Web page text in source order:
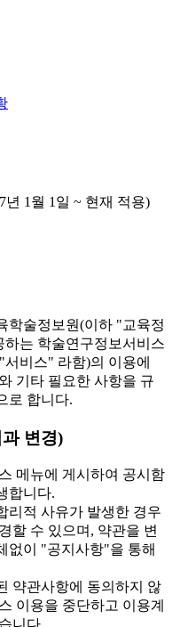
1월 1일 ~ 현재 적용)
학술정보원(이하 "교육정
하는 학술연구정보서비스
비스" 라함)의 이용에
기타 필요한 사항을 규
로 합니다.
변경)
메뉴에 게시하여 공시함
합니다.
적 사유가 발생한 경우
할 수 있으며, 약관을 변
없이 "공지사항"을 통해
약관사항에 동의하지 않
이용을 중단하고 이용계